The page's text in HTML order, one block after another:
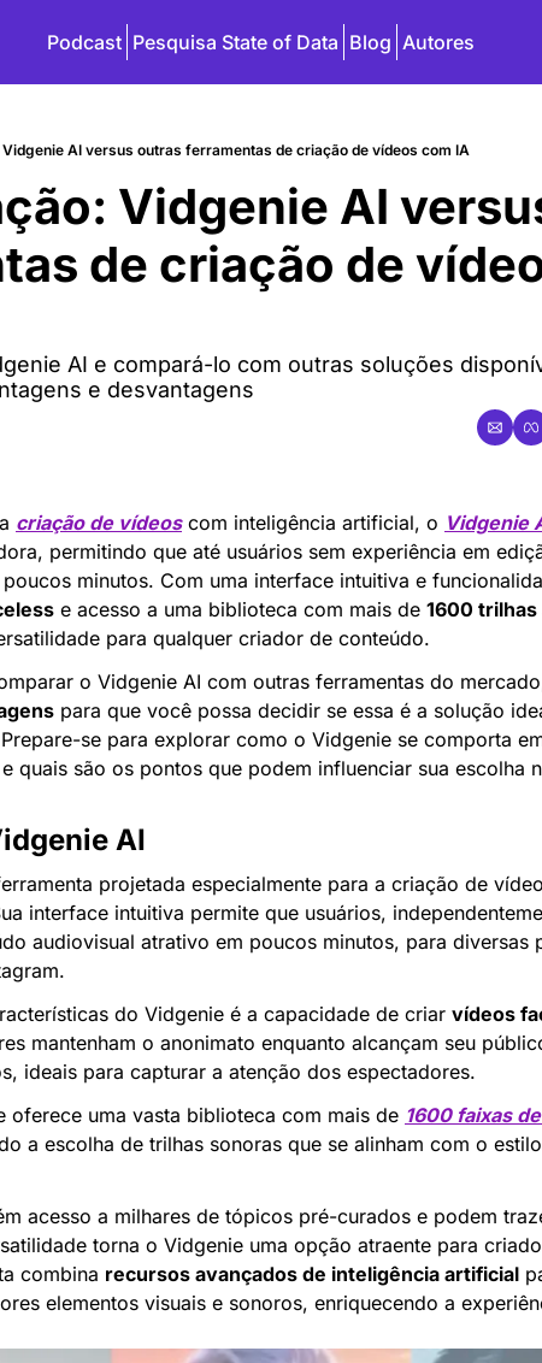
Podcast Pesquisa State of Data Blog Autores
AI versus outras ferramentas de criação de vídeos com IA
Vidgenie AI
de criação de
AI e compará-lo com outras soluções
e desvantagens
criação de vídeos com inteligência artificial, o Vidgenie
permitindo que até usuários sem experiência em
minutos. Com uma interface intuitiva e
e acesso a uma biblioteca com mais de 1600
para qualquer criador de conteúdo.
para que você possa decidir se essa é a solução
se para explorar como o Vidgenie se comporta
quais são os pontos que podem influenciar sua escolha
AI
projetada especialmente para a criação de
interface intuitiva permite que usuários,
audiovisual atrativo em poucos minutos, para diversas
do Vidgenie é a capacidade de criar vídeos
mantenham o anonimato enquanto alcançam seu
ideais para capturar a atenção dos espectadores.
oferece uma vasta biblioteca com mais de 1600 faixas
a escolha de trilhas sonoras que se alinham com o
acesso a milhares de tópicos pré-curados e podem
torna o Vidgenie uma opção atraente para
combina recursos avançados de inteligência artificial
elementos visuais e sonoros, enriquecendo a